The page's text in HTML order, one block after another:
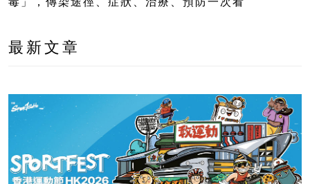
最新文章